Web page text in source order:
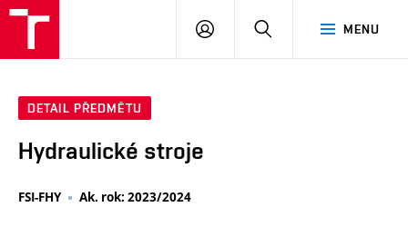
MENU
PŘIHLÁSIT
DETAIL PŘEDMĚTU
Hydraulické stroje
FSI-FHY Ak. rok: 2023/2024